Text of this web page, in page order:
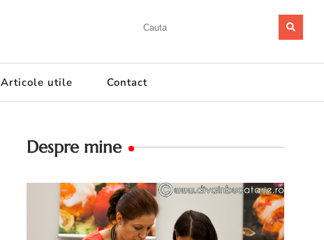
Articole utile Contact
Despre mine